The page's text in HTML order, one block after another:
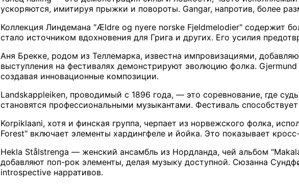
ускоряются, имитируя прыжки и повороты. Gangar, напротив, более
Коллекция Линдемана "Ældre og nyere norske Fjeldmelodier" содержит
стало источником вдохновения для Грига и других. Его усилия
Аня Брекке, родом из Теллемарка, известна импровизациями,
выступления на фестивалях демонстрируют эволюцию фолка.
создавая инновационные композиции.
Landskappleiken, проводимый с 1896 года, — это соревнование, где
становятся профессиональными музыкантами. Фестиваль
Korpiklaani, хотя и финская группа, черпает из норвежского фолка,
Forest" включает элементы хардингфеле и йойка. Это показывает
Hekla Stålstrenga — женский ансамбль из Нордланда, чей альбом
добавляют поп-рок элементы, делая музыку доступной. Сюзанна
introspective нарративов.